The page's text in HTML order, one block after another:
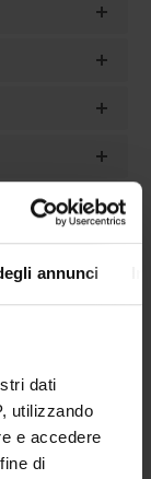
annunci
dati
utilizzando
e accedere
di